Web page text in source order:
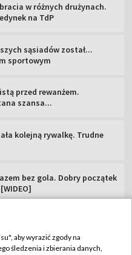
w różnych drużynach.
na TdP
sąsiadów został...
sportowym
przed rewanżem.
szansa...
kolejną rywalkę. Trudne
bez gola. Dobry początek
aby wyrazić zgody na
śledzenia i zbierania danych,